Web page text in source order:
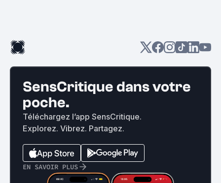
SensCritique dans votre
poche.
Téléchargez l’app SensCritique.
Explorez. Vibrez. Partagez.
EN SAVOIR PLUS